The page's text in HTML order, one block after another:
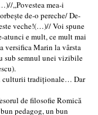
,,Povestea mea-i
de-o pereche/ De-
veche!(…)// Voi spune
atunci e mult, ce mult mai
versifica Marin la vârsta
sub semnul unei vizibile
culturii tradiţionale… Dar
de filosofie Romică
pedagog, un bun